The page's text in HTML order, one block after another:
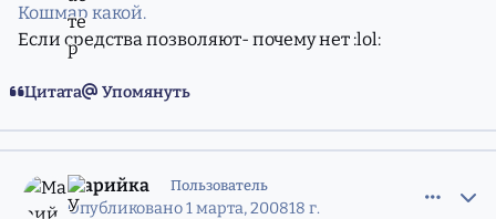
Кошмар какой.
Если средства позволяют- почему нет :lol:
Цитата Упомянуть
Марийка Пользователь
Опубликовано1 марта, 200818 г.